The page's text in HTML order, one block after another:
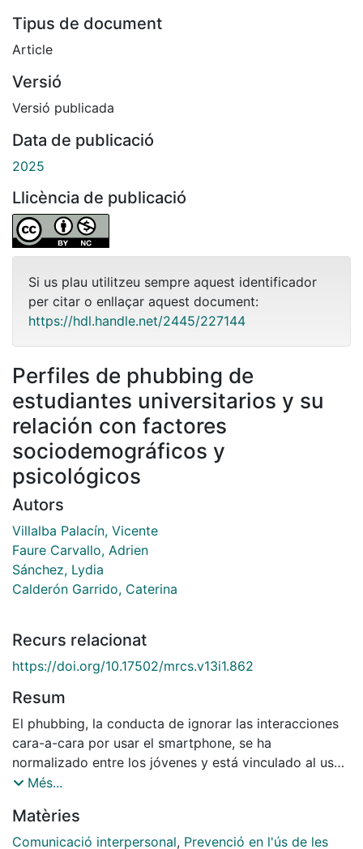
Tipus de document
Article
Versió
Versió publicada
Data de publicació
2025
Llicència de publicació
Si us plau utilitzeu sempre aquest identificador
per citar o enllaçar aquest document:
https://hdl.handle.net/2445/227144
Perfiles de phubbing de
estudiantes universitarios y su
relación con factores
sociodemográficos y
psicológicos
Autors
Villalba Palacín, Vicente
Faure Carvallo, Adrien
Sánchez, Lydia
Calderón Garrido, Caterina
Recurs relacionat
https://doi.org/10.17502/mrcs.v13i1.862
Resum
El phubbing, la conducta de ignorar las interacciones
cara-a-cara por usar el smartphone, se ha
normalizado entre los jóvenes y está vinculado al uso
excesivo del smartphone y las redes sociales. Se ha
atención mediante herramientas persuasivas como las
notificaciones o técnicas conductistas ofreciendo
Més...
Matèries
Comunicació interpersonal, Prevenció en l'ús de les